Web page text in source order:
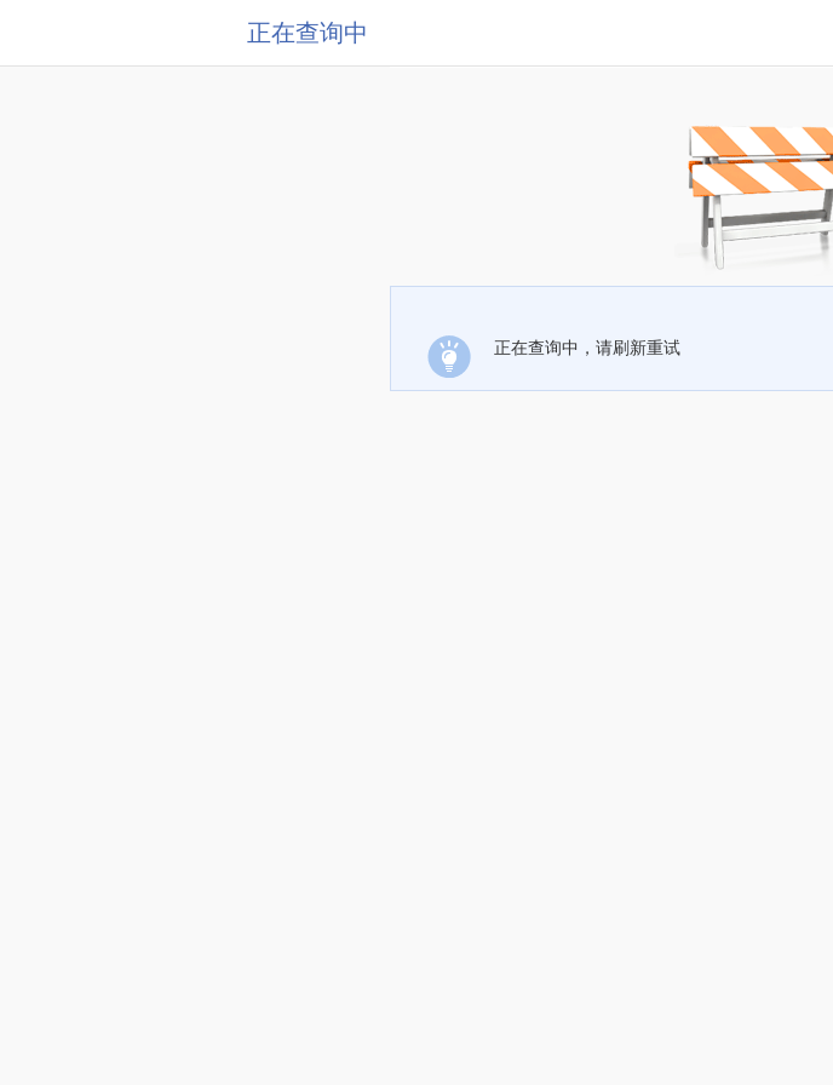
正在查询中
正在查询中，请刷新重试